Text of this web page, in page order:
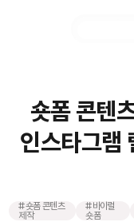
숏폼 콘텐
인스타그램
#숏폼 콘텐츠
제작
#바이럴
숏폼